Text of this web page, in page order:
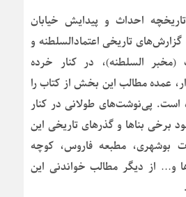
احداث و پیدایش خیابان
تاریخی اعتمادالسلطنه و
السلطنه)، در کنار خرده
عمده مطالب این بخش از کتاب را
پی‌نوشت‌های طولانی در کنار
بناها و گذرهای تاریخی این
بوشهری، مطبعه فاروس، کوچه
و… از دیگر مطالب خواندنی این